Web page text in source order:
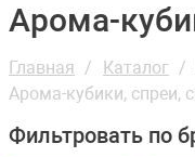
Арома-
Главная Каталог
Арома-кубики, спреи,
Фильтровать по